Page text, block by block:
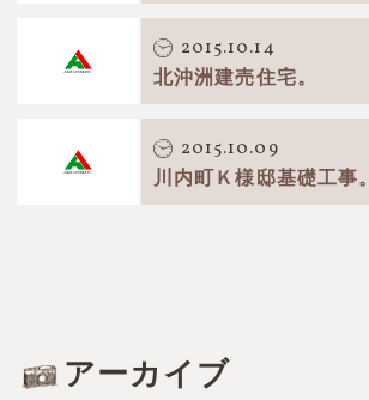
2015.10.14
北沖洲建売住宅。
2015.10.09
川内町Ｋ様邸基礎工事。
アーカイブ